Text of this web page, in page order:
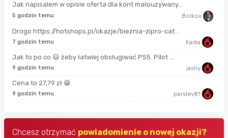
Jak napisalem w opisie oferta dla kont małouzywany...
5 godzin temu Bolkox
Drogo https://hotshops.pl/okazje/bieznia-zipro-cat...
7 godzin temu Karka
Jak to po co 😃 żeby łatwiej obsługiwać PS5. Pilot ...
9 godzin temu jasny
Cena to 27,79 zł 😁
9 godzin temu parsley81
Chcesz otrzymać powiadomienie o nowej okazji?